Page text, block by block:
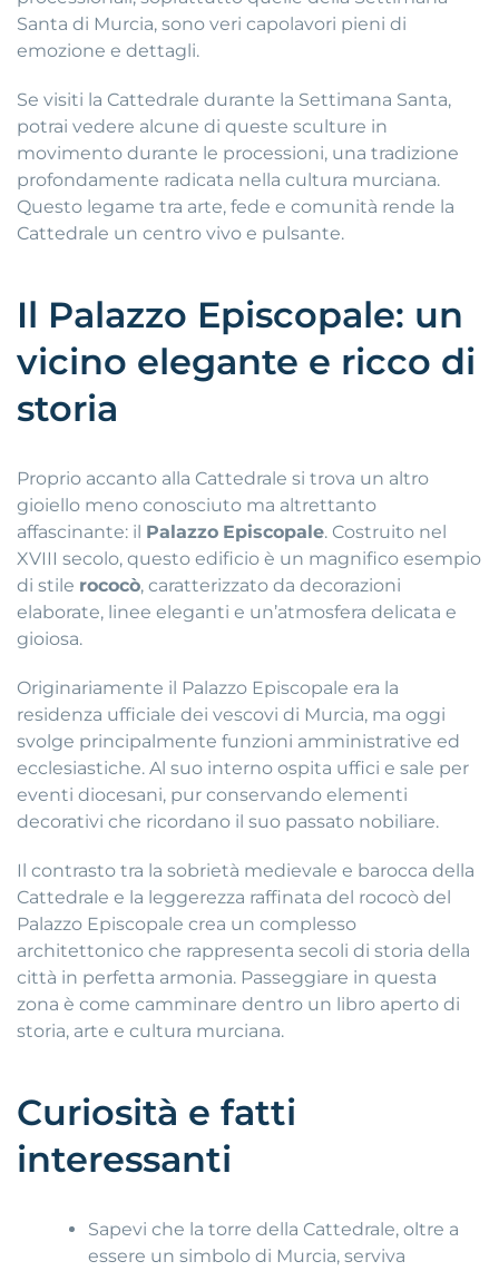
Santa di Murcia, sono veri capolavori pieni di
emozione e dettagli.
Se visiti la Cattedrale durante la Settimana Santa,
potrai vedere alcune di queste sculture in
movimento durante le processioni, una tradizione
profondamente radicata nella cultura murciana.
Questo legame tra arte, fede e comunità rende la
Cattedrale un centro vivo e pulsante.
Il Palazzo Episcopale: un
vicino elegante e ricco di
storia
Proprio accanto alla Cattedrale si trova un altro
gioiello meno conosciuto ma altrettanto
affascinante: il Palazzo Episcopale. Costruito nel
XVIII secolo, questo edificio è un magnifico esempio
di stile rococò, caratterizzato da decorazioni
elaborate, linee eleganti e un’atmosfera delicata e
gioiosa.
Originariamente il Palazzo Episcopale era la
residenza ufficiale dei vescovi di Murcia, ma oggi
svolge principalmente funzioni amministrative ed
ecclesiastiche. Al suo interno ospita uffici e sale per
eventi diocesani, pur conservando elementi
decorativi che ricordano il suo passato nobiliare.
Il contrasto tra la sobrietà medievale e barocca della
Cattedrale e la leggerezza raffinata del rococò del
Palazzo Episcopale crea un complesso
architettonico che rappresenta secoli di storia della
città in perfetta armonia. Passeggiare in questa
zona è come camminare dentro un libro aperto di
storia, arte e cultura murciana.
Curiosità e fatti
interessanti
Sapevi che la torre della Cattedrale, oltre a
essere un simbolo di Murcia, serviva